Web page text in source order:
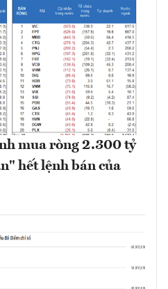
mua ròng 2.300 tỷ
hết lệnh bán của